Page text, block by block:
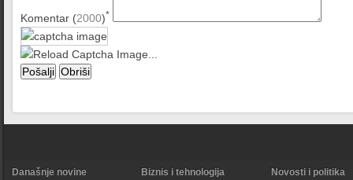
Komentar (2000)*
Današnje novine
Biznis i tehnologija
Novosti i politika